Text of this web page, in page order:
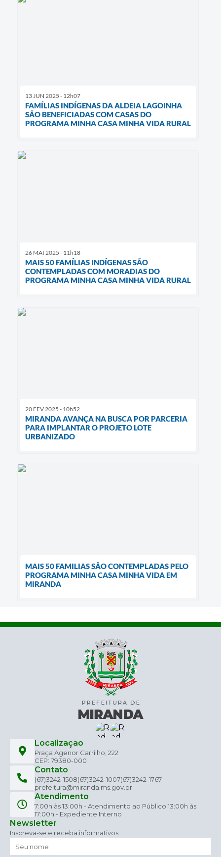
13 JUN 2025 - 12h07
FAMÍLIAS INDÍGENAS DA ALDEIA LAGOINHA
SÃO BENEFICIADAS COM CASAS DO
PROGRAMA MINHA CASA MINHA VIDA RURAL
26 MAI 2025 - 11h18
MAIS 50 FAMÍLIAS INDÍGENAS SÃO
CONTEMPLADAS COM MORADIAS DO
PROGRAMA MINHA CASA MINHA VIDA RURAL
20 FEV 2025 - 10h52
MIRANDA AVANÇA NA BUSCA POR PARCERIA
PARA IMPLANTAR O PROJETO LOTE
URBANIZADO
MAIS 50 FAMILIAS SÃO CONTEMPLADAS PELO
PROGRAMA MINHA CASA MINHA VIDA EM
MIRANDA
Localização
Praça Agenor Carrilho, 222
CEP: 79380-000
Contato
(67)3242-1508(67)3242-1007(67)3242-1767
prefeitura@miranda.ms.gov.br
Atendimento
7:00h às 13:00h - Atendimento ao Público 13:00h às
17:00h - Expediente Interno
Newsletter
Inscreva-se e receba informativos